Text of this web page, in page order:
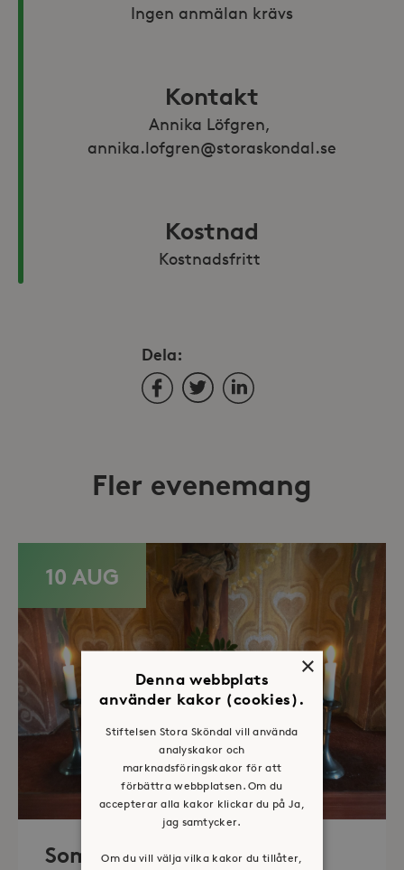
Ingen anmälan krävs
Kontakt
Annika Löfgren,
annika.lofgren@storaskondal.se
Kostnad
Kostnadsfritt
Dela:
FacebookTwitterLinkedIn
Fler evenemang
10 AUG
Sommaröppet kapell
×
Denna webbplats
använder kakor (cookies).
Stiftelsen Stora Sköndal vill använda
analyskakor och
marknadsföringskakor för att
förbättra webbplatsen. Om du
accepterar alla kakor klickar du på Ja,
jag samtycker.
Om du vill välja vilka kakor du tillåter,